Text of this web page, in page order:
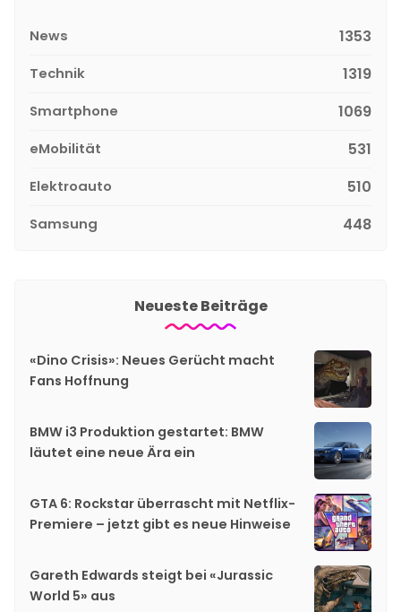
News 1353
Technik 1319
Smartphone 1069
eMobilität 531
Elektroauto 510
Samsung 448
Neueste Beiträge
«Dino Crisis»: Neues Gerücht macht
Fans Hoffnung
BMW i3 Produktion gestartet: BMW
läutet eine neue Ära ein
GTA 6: Rockstar überrascht mit Netflix-
Premiere – jetzt gibt es neue Hinweise
Gareth Edwards steigt bei «Jurassic
World 5» aus